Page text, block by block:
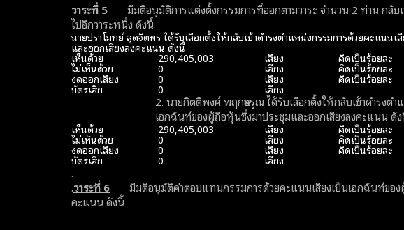
วาระที่ 5 มีมติอนุมัติการแต่งตั้งกรรมการที่ออกตามวาระ จำนวน 2 ท่าน กลับ
ไปอีกวาระหนึ่ง ดังนี้
นายปราโมทย์ สุดจิตพร ได้รับเลือกตั้งให้กลับเข้าดำรงตำแหน่งกรรมการด้วยคะแนน
และออกเสียงลงคะแนน ดังนี้
เห็นด้วย 290,405,003 เสียง คิดเป็นร้อยละ
ไม่เห็นด้วย 0 เสียง คิดเป็นร้อยละ
งดออกเสียง 0 เสียง คิดเป็นร้อยละ
บัตรเสีย 0 เสียง
2. นายกิตติพงศ์ พฤกษอรุณ ได้รับเลือกตั้งให้กลับเข้าดำรงต
เอกฉันท์ของผู้ถือหุ้นซึ่งมาประชุมและออกเสียงลงคะแนน ดั
เห็นด้วย 290,405,003 เสียง คิดเป็นร้อยละ
ไม่เห็นด้วย 0 เสียง คิดเป็นร้อยละ
งดออกเสียง 0 เสียง คิดเป็นร้อยละ
บัตรเสีย 0 เสียง
.
.วาระที่ 6 มีมติอนุมัติค่าตอบแทนกรรมการด้วยคะแนนเสียงเป็นเอกฉันท์ของ
คะแนน ดังนี้